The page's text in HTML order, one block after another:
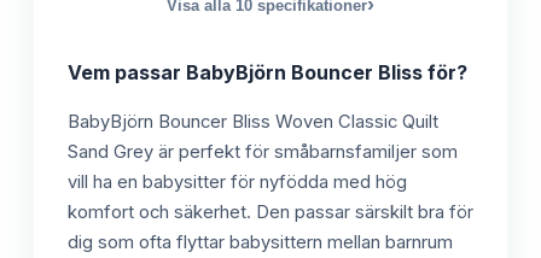
Visa alla 10 specifikationer›
Vem passar BabyBjörn Bouncer Bliss för?
BabyBjörn Bouncer Bliss Woven Classic Quilt
Sand Grey är perfekt för småbarnsfamiljer som
vill ha en babysitter för nyfödda med hög
komfort och säkerhet. Den passar särskilt bra för
dig som ofta flyttar babysittern mellan barnrum